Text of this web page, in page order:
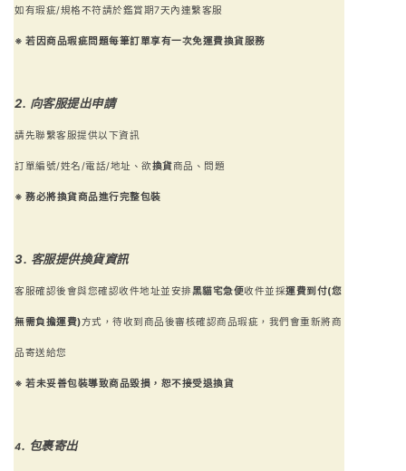
如有瑕疵/規格不符請於鑑賞期7天內連繫客服
※ 若因商品瑕疵問題每筆訂單享有一次免運費換貨服務
2. 向客服提出申請
請先聯繫客服提供以下資訊
訂單編號/姓名/電話/地址、欲換貨商品、問題
※ 務必將換貨商品進行完整包裝
3. 客服提供換貨資訊
客服確認後會與您確認收件地址並安排黑貓宅急便收件並採運費到付(您
無需負擔運費)方式，待收到商品後審核確認商品瑕疵，我們會重新將商
品寄送給您
※ 若未妥善包裝導致商品毀損，恕不接受退換貨
4. 包裹寄出